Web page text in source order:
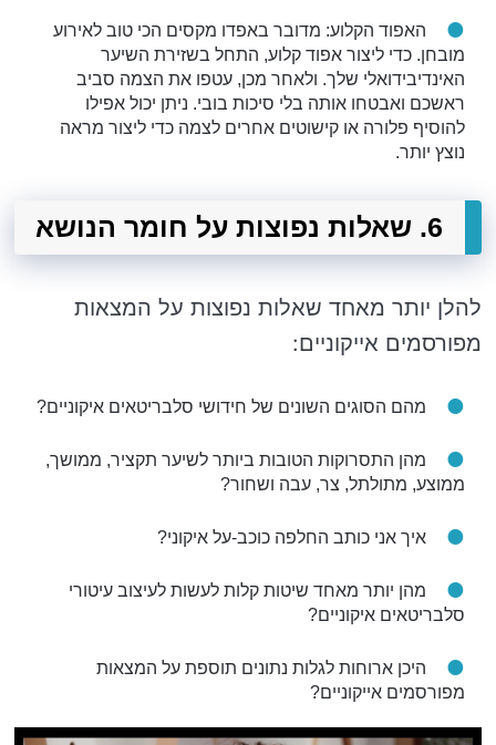
האפוד הקלוע: מדובר באפדו מקסים הכי טוב לאירוע
מובחן. כדי ליצור אפוד קלוע, התחל בשזירת השיער
האינדיבידואלי שלך. ולאחר מכן, עטפו את הצמה סביב
ראשכם ואבטחו אותה בלי סיכות בובי. ניתן יכול אפילו
להוסיף פלורה או קישוטים אחרים לצמה כדי ליצור מראה
נוצץ יותר.
6. שאלות נפוצות על חומר הנושא
להלן יותר מאחד שאלות נפוצות על המצאות
מפורסמים אייקוניים:
מהם הסוגים השונים של חידושי סלבריטאים איקוניים?
מהן התסרוקות הטובות ביותר לשיער תקציר, ממושך,
ממוצע, מתולתל, צר, עבה ושחור?
איך אני כותב החלפה כוכב-על איקוני?
מהן יותר מאחד שיטות קלות לעשות לעיצוב עיטורי
סלבריטאים איקוניים?
היכן ארוחות לגלות נתונים תוספת על המצאות
מפורסמים אייקוניים?